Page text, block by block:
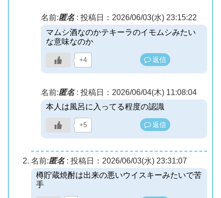
名前:匿名: 投稿日：2026/06/03(水) 23:15:22
マムシ酒なのかテキーラのイモムシみたい
な意味なのか
+4 返信
名前:匿名: 投稿日：2026/06/04(木) 11:08:04
本人は風呂に入ってる程度の認識
+5 返信
名前:匿名: 投稿日：2026/06/03(水) 23:31:07
樽貯蔵焼酎は出来の悪いウイスキーみたいで苦
手